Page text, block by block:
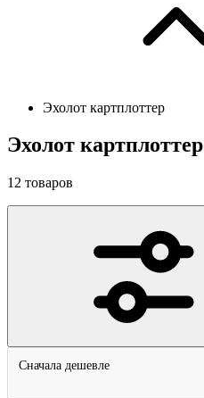
Эхолот картплоттер
Эхолот картплоттер
12 товаров
Сначала дешевле